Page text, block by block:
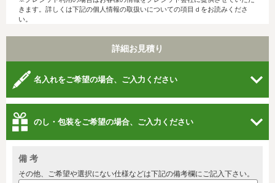
きます。詳しくは下記の個人情報の取扱いについての項目ｄをお読みくださ
い。
詳細お見積り
名入れをご希望の場合、ご入力ください
のし・包装をご希望の場合、ご入力ください
備 考
その他、ご希望や選択にない仕様などは下記の備考欄にご記入下さい。